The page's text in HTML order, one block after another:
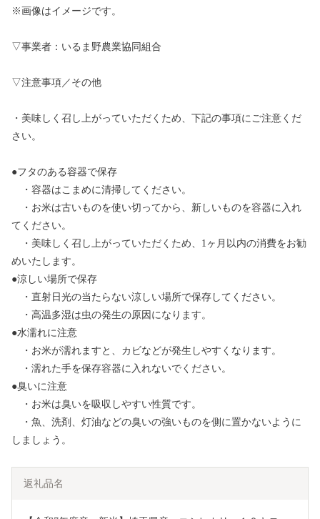
※画像はイメージです。
▽事業者：いるま野農業協同組合
▽注意事項／その他
・美味しく召し上がっていただくため、下記の事項にご注意くだ
さい。
●フタのある容器で保存
・容器はこまめに清掃してください。
・お米は古いものを使い切ってから、新しいものを容器に入れ
てください。
・美味しく召し上がっていただくため、1ヶ月以内の消費をお勧
めいたします。
●涼しい場所で保存
・直射日光の当たらない涼しい場所で保存してください。
・高温多湿は虫の発生の原因になります。
●水濡れに注意
・お米が濡れますと、カビなどが発生しやすくなります。
・濡れた手を保存容器に入れないでください。
●臭いに注意
・お米は臭いを吸収しやすい性質です。
・魚、洗剤、灯油などの臭いの強いものを側に置かないように
しましょう。
返礼品名